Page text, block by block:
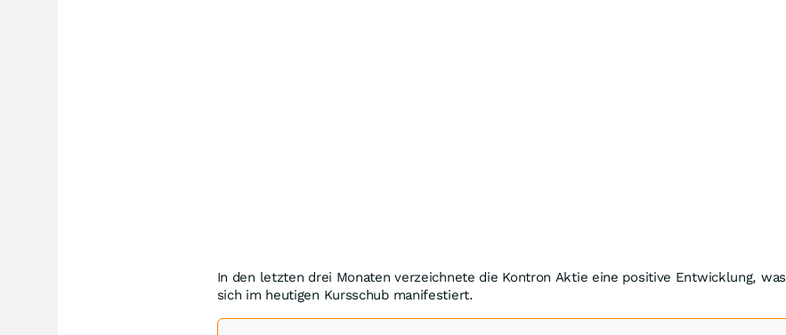
In den letzten drei Monaten verzeichnete die Kontron Aktie eine positive Entwicklung, was
sich im heutigen Kursschub manifestiert.